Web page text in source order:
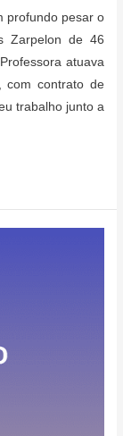
profundo pesar o
Zarpelon de 46
atuava
com contrato de
trabalho junto a